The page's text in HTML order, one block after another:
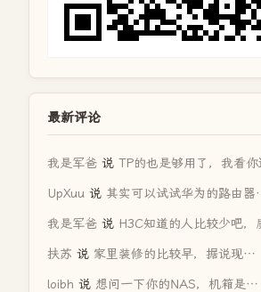
最新评论
我是军爸 说 TP的也是够用了，我看
UpXuu 说 其实可以试试华为的路由
我是军爸 说 H3C知道的人比较少吧
扶苏 说 家里装修的比较早，据说现…
loibh 说 想问一下你的NAS，机箱是…